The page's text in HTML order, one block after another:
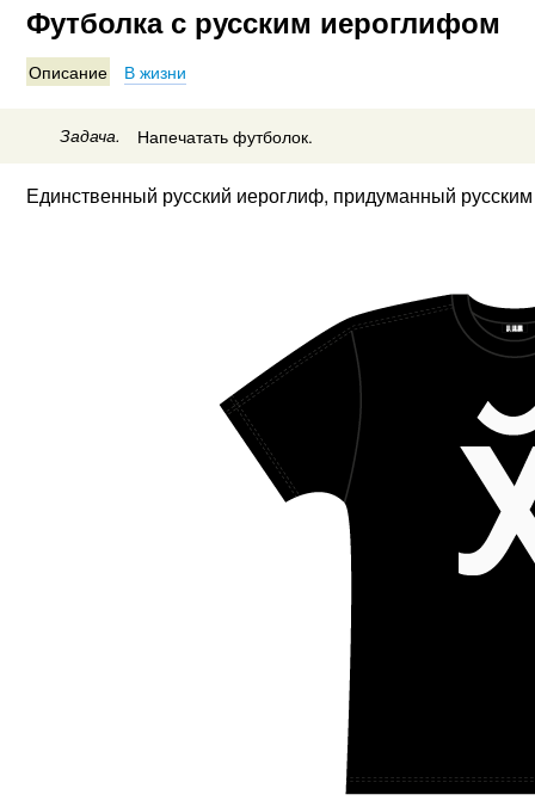
Футболка с русским иероглифом
Описание В жизни
Задача. Напечатать футболок.
Единственный русский иероглиф, придуманный